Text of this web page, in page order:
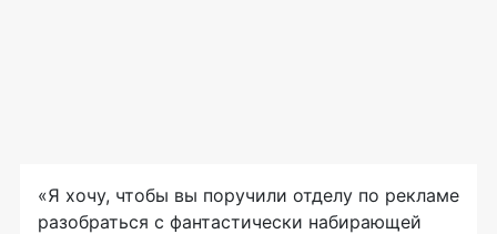
«Я хочу, чтобы вы поручили отделу по рекламе
разобраться с фантастически набирающей